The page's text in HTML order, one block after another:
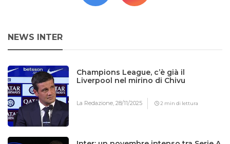
NEWS INTER
Champions League, c’è già il
Liverpool nel mirino di Chivu
La Redazione,28/11/2025 2 min di lettura